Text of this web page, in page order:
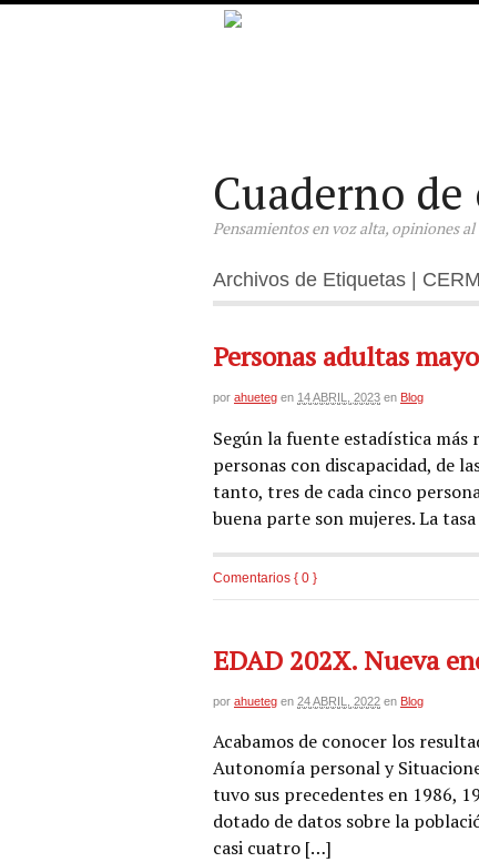
Cuaderno
Pensamientos en voz alta, opiniones
Archivos de Etiquetas |
Personas adultas
por ahueteg en 14 ABRIL, 2023 en Blog
Según la fuente estadística más
personas con discapacidad, de
tanto, tres de cada cinco
buena parte son mujeres. La
Comentarios { 0 }
EDAD 202X. Nueva
por ahueteg en 24 ABRIL, 2022 en Blog
Acabamos de conocer los
Autonomía personal y
tuvo sus precedentes en 1986,
dotado de datos sobre la
casi cuatro […]